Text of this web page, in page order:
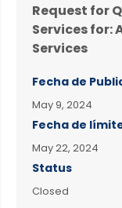
Request for
Services for:
Services
Fecha de
May 9, 2024
Fecha de
May 22, 2024
Status
Closed